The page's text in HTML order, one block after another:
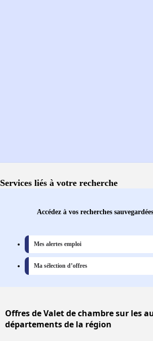
Services liés à votre recherche
Accédez à vos recherches
Mes alertes emploi
Ma sélection d’offres
Offresde Valet de chambre sur les
départements de la région